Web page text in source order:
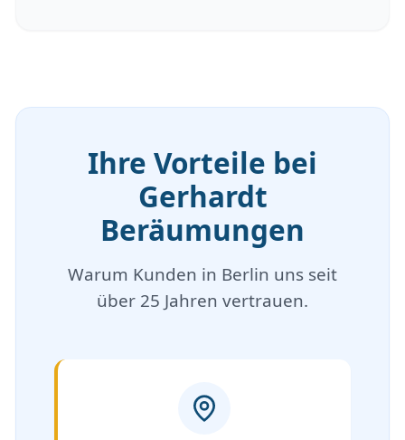
Ihre Vorteile bei
Gerhardt
Beräumungen
Warum Kunden in Berlin uns seit
über 25 Jahren vertrauen.